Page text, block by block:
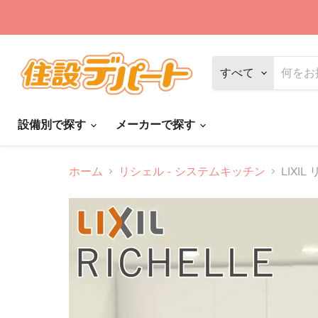
すべて
設備別で探す メーカーで探す
ホーム リシェル - システムキッチン LIXIL